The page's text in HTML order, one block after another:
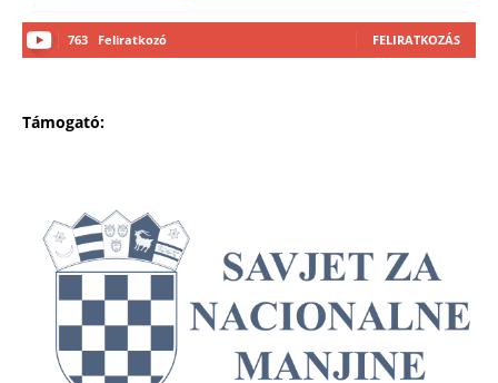
763 Feliratkozó FELIRATKOZÁS
Támogató: